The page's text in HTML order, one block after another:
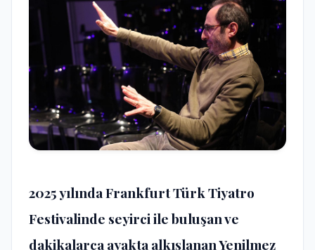
2025 yılında Frankfurt Türk Tiyatro
Festivalinde seyirci ile buluşan ve
dakikalarca ayakta alkışlanan Yenilmez